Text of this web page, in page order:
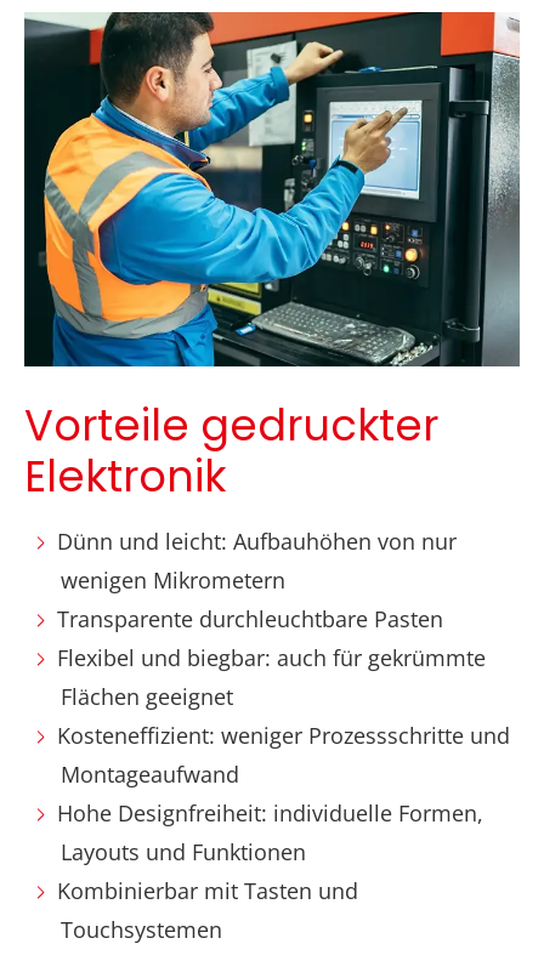
Vorteile gedruckter
Elektronik
Dünn und leicht: Aufbauhöhen von nur
wenigen Mikrometern
Transparente durchleuchtbare Pasten
Flexibel und biegbar: auch für gekrümmte
Flächen geeignet
Kosteneffizient: weniger Prozessschritte und
Montageaufwand
Hohe Designfreiheit: individuelle Formen,
Layouts und Funktionen
Kombinierbar mit Tasten und
Touchsystemen